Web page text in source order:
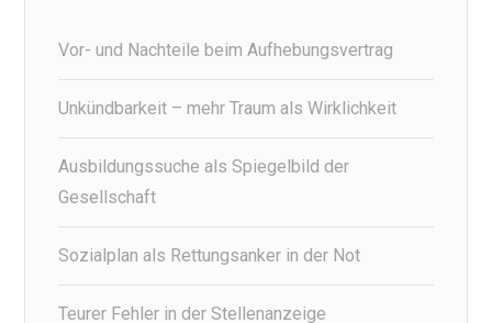
Vor- und Nachteile beim Aufhebungsvertrag
Unkündbarkeit – mehr Traum als Wirklichkeit
Ausbildungssuche als Spiegelbild der
Gesellschaft
Sozialplan als Rettungsanker in der Not
Teurer Fehler in der Stellenanzeige